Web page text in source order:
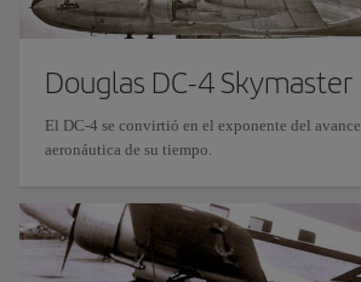
Douglas DC-4 Skymaster
El DC-4 se convirtió en el exponente del
aeronáutica de su tiempo.